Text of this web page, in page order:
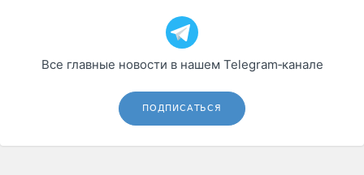
Все главные новости в нашем Telegram‑канале
ПОДПИСАТЬСЯ